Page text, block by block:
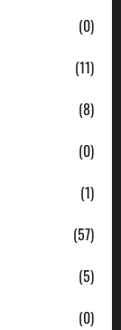
(0)
(11)
(8)
(0)
(1)
(57)
(5)
(0)